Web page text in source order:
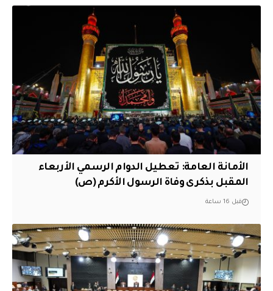
الأمانة العامة: تعطيل الدوام الرسمي الأربعاء
المقبل بذكرى وفاة الرسول الأكرم (ص)
قبل 16 ساعة